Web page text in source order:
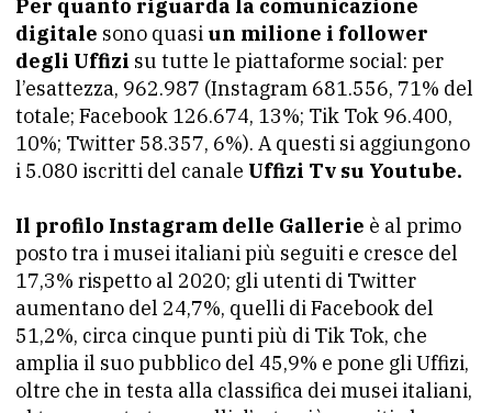
Per quanto riguarda la comunicazione
digitale sono quasi un milione i follower
degli Uffizi su tutte le piattaforme social: per
l’esattezza, 962.987 (Instagram 681.556, 71% del
totale; Facebook 126.674, 13%; Tik Tok 96.400,
10%; Twitter 58.357, 6%). A questi si aggiungono
i 5.080 iscritti del canale Uffizi Tv su Youtube.
Il profilo Instagram delle Gallerie è al primo
posto tra i musei italiani più seguiti e cresce del
17,3% rispetto al 2020; gli utenti di Twitter
aumentano del 24,7%, quelli di Facebook del
51,2%, circa cinque punti più di Tik Tok, che
amplia il suo pubblico del 45,9% e pone gli Uffizi,
oltre che in testa alla classifica dei musei italiani,